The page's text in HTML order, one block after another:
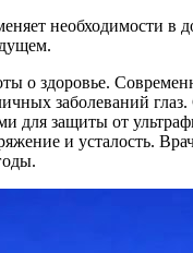
необходимости
о здоровье.
заболеваний
для защиты от
и усталость.